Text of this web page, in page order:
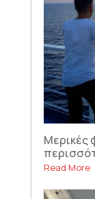
Μερικές
Read More